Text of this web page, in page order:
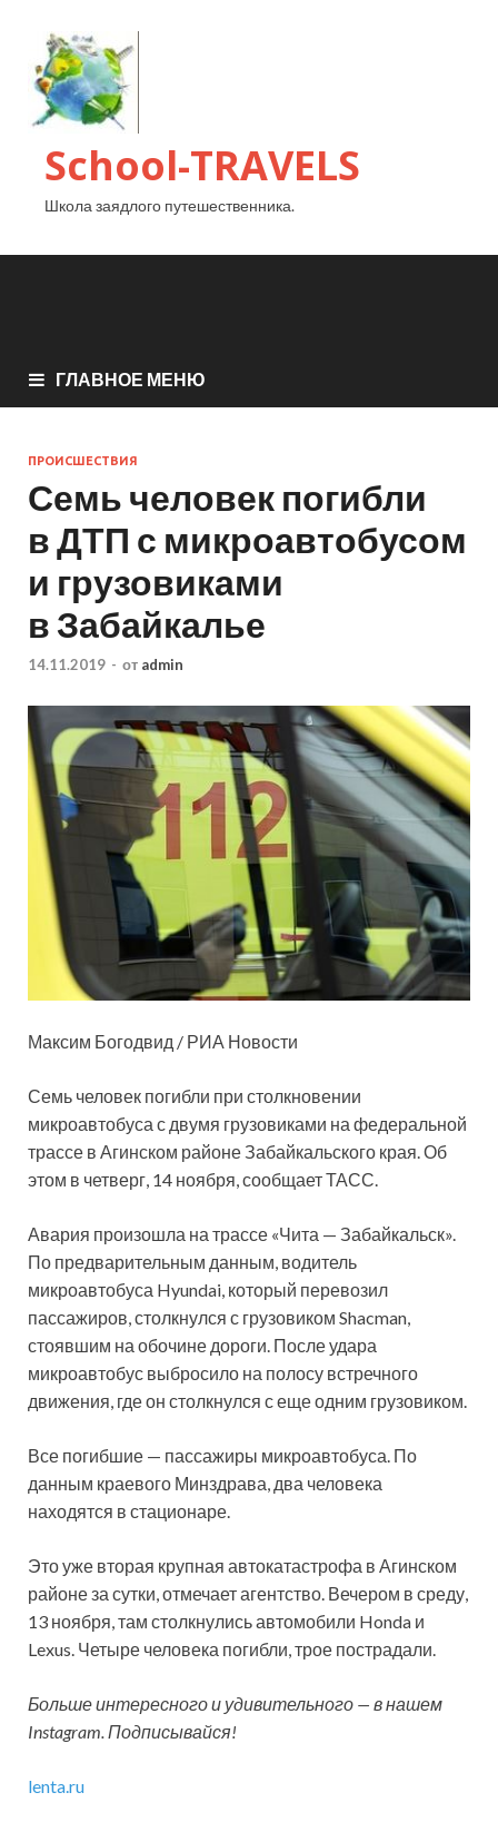
School-TRAVELS
Школа заядлого путешественника.
ГЛАВНОЕ МЕНЮ
ПРОИСШЕСТВИЯ
Семь человек погибли
в ДТП с микроавтобусом
и грузовиками
в Забайкалье
14.11.2019 - от admin
Максим Богодвид / РИА Новости
Семь человек погибли при столкновении
микроавтобуса с двумя грузовиками на федеральной
трассе в Агинском районе Забайкальского края. Об
этом в четверг, 14 ноября, сообщает ТАСС.
Авария произошла на трассе «Чита — Забайкальск».
По предварительным данным, водитель
микроавтобуса Hyundai, который перевозил
пассажиров, столкнулся с грузовиком Shacman,
стоявшим на обочине дороги. После удара
микроавтобус выбросило на полосу встречного
движения, где он столкнулся с еще одним грузовиком.
Все погибшие — пассажиры микроавтобуса. По
данным краевого Минздрава, два человека
находятся в стационаре.
Это уже вторая крупная автокатастрофа в Агинском
районе за сутки, отмечает агентство. Вечером в среду,
13 ноября, там столкнулись автомобили Honda и
Lexus. Четыре человека погибли, трое пострадали.
Больше интересного и удивительного — в нашем
Instagram. Подписывайся!
lenta.ru